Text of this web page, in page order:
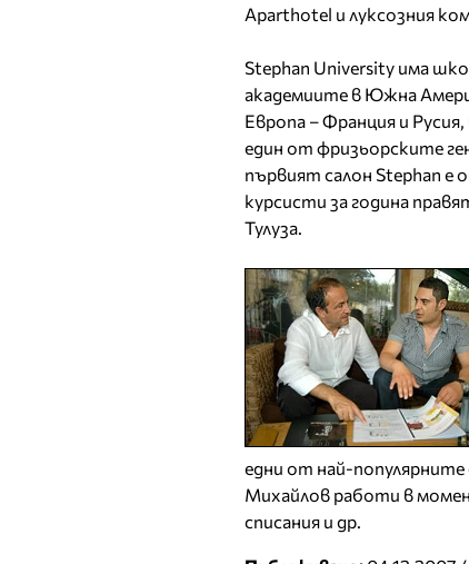
Aparthotel и луксозния
Stephan University има
академиите в Южна
Европа – Франция и
един от фризьорските
първият салон Stephan e
курсисти за година
Тулуза.
едни от най-
Михайлов работи в
списания и др.